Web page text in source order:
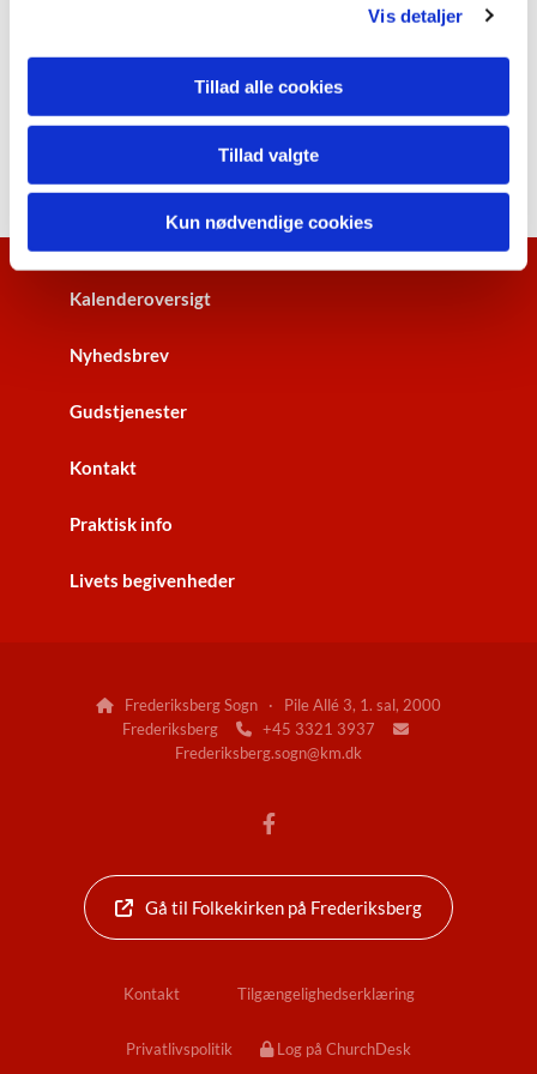
Vis detaljer
Tillad alle cookies
Tillad valgte
Kun nødvendige cookies
Kalenderoversigt
Nyhedsbrev
Gudstjenester
Kontakt
Praktisk info
Livets begivenheder

Frederiksberg Sogn · Pile Allé 3, 1. sal, 2000
Frederiksberg
+45 3321 3937 
Frederiksberg.sogn@km.dk
Gå til Folkekirken på Frederiksberg
Kontakt Tilgængelighedserklæring
Privatlivspolitik Log på ChurchDesk